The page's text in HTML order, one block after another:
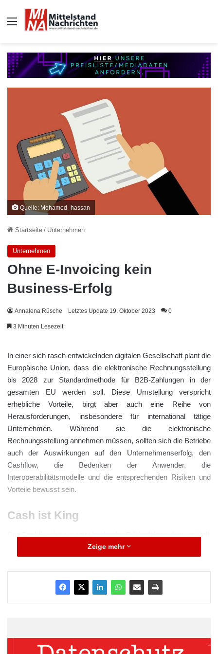
Auswahl
Quelle: Mohamed_hassan
Startseite / Unternehmen
Unternehmen
Ohne E-Invoicing kein
Business-Erfolg
Annalena Rüsche Letztes Update 19. Oktober 2023 0
3 Minuten Lesezeit
In einer sich rasch entwickelnden digitalen Gesellschaft plant die
Europäische Union, dass die elektronische Rechnungsstellung
bis 2028 zur Standardmethode für B2B-Zahlungen in der
gesamten EU werden soll. Diese Umstellung verspricht
erhebliche Vorteile, birgt aber auch eine Reihe von
Herausforderungen, insbesondere für international tätige
Unternehmen. Während sie die elektronische
Rechnungsstellung annehmen müssen, sollten sich die Betriebe
auch der Auswirkungen auf den Unternehmenserfolg, den
Cashflow, die Bedenken der Anwender, die
Interoperabilitätsmodelle und die entsprechenden Risiken und
Vorteile bewusst sein.
Cash ist King
sicher, dass ein Unternehmen über die nötige Liquidität verfügt,
um Löhne zu zahlen, Ausgaben zu decken, in Wachstum zu
investieren und unerwartete finanzielle Herausforderungen zu
bewältigen. Herkömmliche Abrechnungs- und
Fakturierungssysteme sind oft noch papierlastig und erfordern
die elektronische Rechnungsstellung einen Wandel bewirken.
Zeige mehr